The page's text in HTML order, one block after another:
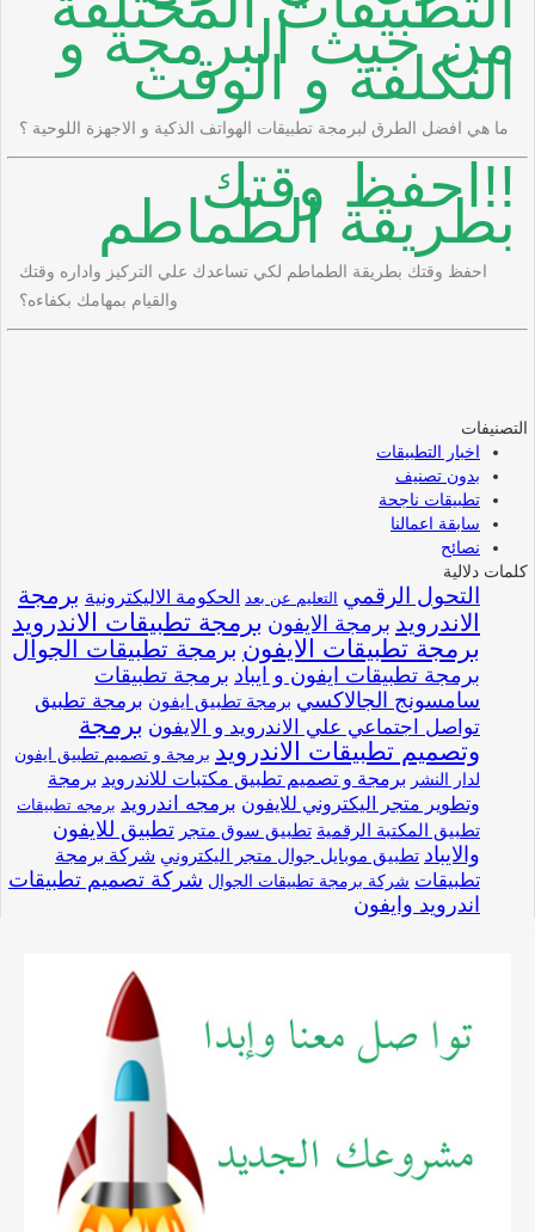
من حيث البرمجة و
التكلفة و الوقت
ما هي افضل الطرق لبرمجة تطبيقات الهواتف الذكية و الاجهزة اللوحية ؟
!!احفظ وقتك
بطريقة الطماطم
احفظ وقتك بطريقة الطماطم لكي تساعدك علي التركيز واداره وقتك
والقيام بمهامك بكفاءه؟
التصنيفات
اخبار التطبيقات
بدون تصنيف
تطبيقات ناجحة
سابقة اعمالنا
نصائح
كلمات دلالية
التحول الرقمي التعليم عن بعد الحكومة الاليكترونية برمجة
الاندرويد برمجة الايفون برمجة تطبيقات الاندرويد
برمجة تطبيقات الايفون برمجة تطبيقات الجوال
برمجة تطبيقات ايفون و ايباد برمجة تطبيقات
سامسونج الجالاكسي برمجة تطبيق ايفون برمجة تطبيق
تواصل اجتماعي علي الاندرويد و الايفون برمجة
وتصميم تطبيقات الاندرويد برمجة و تصميم تطبيق ايفون
لدار النشر برمجة و تصميم تطبيق مكتبات للاندرويد برمجة
وتطوير متجر اليكتروني للايفون برمجه اندرويد برمجه تطبيقات
تطبيق المكتبة الرقمية تطبيق سوق متجر تطبيق للايفون
والايباد تطبيق موبايل جوال متجر اليكتروني شركة برمجة
تطبيقات شركة برمجة تطبيقات الجوال شركة تصميم تطبيقات
اندرويد وايفون